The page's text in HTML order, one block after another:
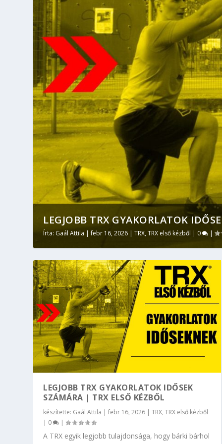
LEGJOBB TRX GYAKORLATOK
Írta: Gaál Attila |febr 16, 2026 |TRX,TRX első kézből | 0 |
LEGJOBB TRX GYAKORLATOK IDŐSEK
SZÁMÁRA | TRX ELSŐ KÉZBŐL
készítette: Gaál Attila |febr 16, 2026 |TRX,TRX első kézből
| 0 |
A TRX egyik legjobb tulajdonsága, hogy bárki bárhol